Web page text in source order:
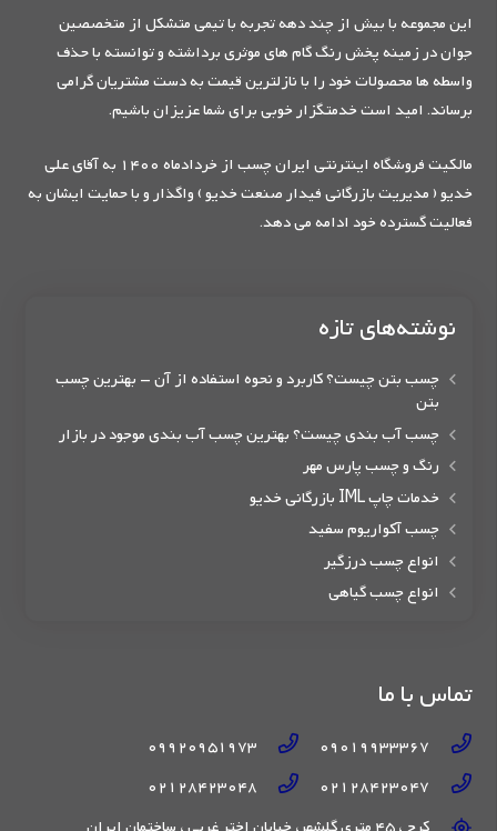
این مجموعه با بیش از چند دهه تجربه با تیمی متشکل از متخصصین
جوان در زمینه پخش رنگ گام های موثری برداشته و توانسته با حذف
واسطه ها محصولات خود را با نازلترین قیمت به دست مشتریان گرامی
برساند. امید است خدمتگزار خوبی برای شما عزیزان باشیم.
مالکیت فروشگاه اینترنتی ایران چسب از خردادماه 1400 به آقای علی
خدیو ( مدیریت بازرگانی فیدار صنعت خدیو ) واگذار و با حمایت ایشان به
فعالیت گسترده خود ادامه می دهد.
نوشته‌های تازه
چسب بتن چیست؟ کاربرد و نحوه استفاده از آن – بهترین چسب
بتن
چسب آب بندی چیست؟ بهترین چسب آب بندی موجود در بازار
رنگ و چسب پارس مهر
خدمات چاپ IML بازرگانی خدیو
چسب آکواریوم سفید
انواع چسب درزگیر
انواع چسب گیاهی
تماس با ما
09019933367
09920951973
02128423047
02128423048